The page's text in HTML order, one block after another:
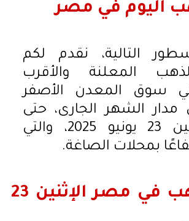
اليوم في مصر
التالية، نقدم لكم
المعلنة والأقرب
سوق المعدن الأصفر
الشهر الجارى، حتى
اليوم الإثنين 23 يونيو 2025، والتي
بمحلات الصاغة.
سعر الذهب في مصر الإثنين 23